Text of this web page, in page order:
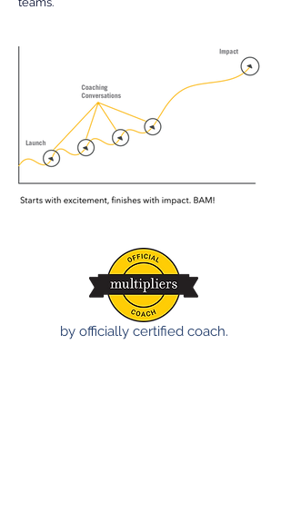
by officially certified coach.